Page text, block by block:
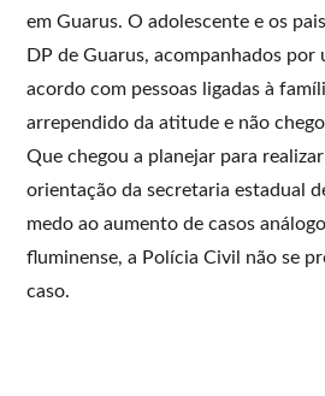
em Guarus. O adolescente e os
DP de Guarus, acompanhados por
acordo com pessoas ligadas à
arrependido da atitude e não
Que chegou a planejar para
orientação da secretaria estadual
medo ao aumento de casos
fluminense, a Polícia Civil não se
caso.